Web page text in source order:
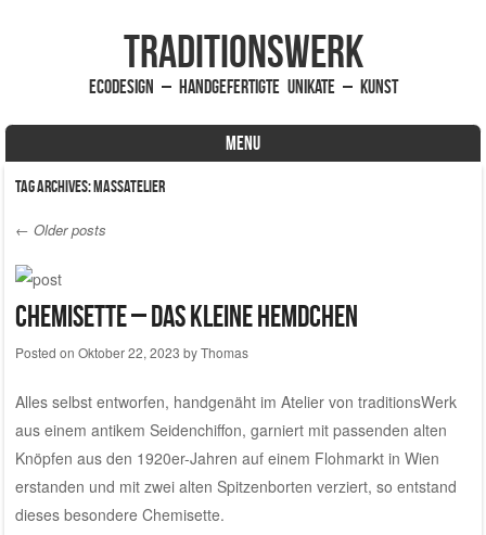
traditionsWerk
EcoDesign – handgefertigte Unikate – Kunst
MENU
Skip to content
Tag Archives:Maßatelier
Post navigation
← Older posts
Chemisette – das kleine Hemdchen
Posted on Oktober 22, 2023 byThomas
Alles selbst entworfen, handgenäht im Atelier von traditionsWerk
aus einem antikem Seidenchiffon, garniert mit passenden alten
Knöpfen aus den 1920er-Jahren auf einem Flohmarkt in Wien
erstanden und mit zwei alten Spitzenborten verziert, so entstand
dieses besondere Chemisette.